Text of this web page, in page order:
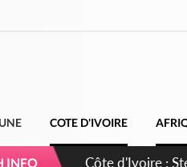
COTE D'IVOIRE
INFO Mali : Les FAMa